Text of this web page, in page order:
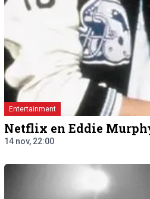
Entertainment
Netflix en Eddie
14 nov, 22:00